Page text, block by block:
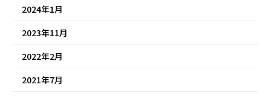
2024年1月
2023年11月
2022年2月
2021年7月